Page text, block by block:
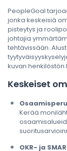
PeopleGoal
jonka keskeisiä
pisteytys ja
johtajia
tehtävissään.
kuvan henkilöstön
Keskeiset
Kerää
OKR- ja